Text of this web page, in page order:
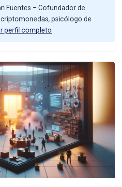
Fuentes – Cofundador de
psicólogo de
perfil completo